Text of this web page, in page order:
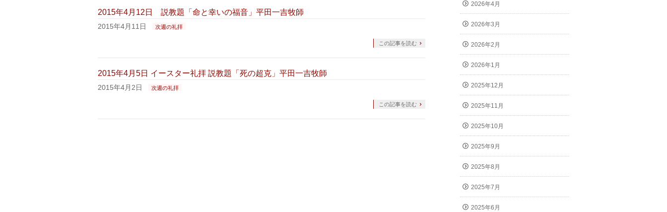
2015年4月12日 説教題「命と幸いの福音」平田一吉牧師
2015年4月11日 次週の礼拝
この記事を読む
2015年4月5日 イースター礼拝 説教題「死の超克」平田一吉牧師
2015年4月2日 次週の礼拝
この記事を読む
2026年4月
2026年3月
2026年2月
2026年1月
2025年12月
2025年11月
2025年10月
2025年9月
2025年8月
2025年7月
2025年6月